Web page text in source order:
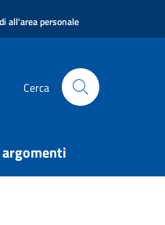
all'area personale
Cerca